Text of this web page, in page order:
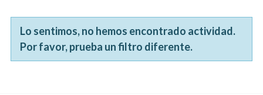
Lo sentimos, no hemos encontrado actividad.
Por favor, prueba un filtro diferente.